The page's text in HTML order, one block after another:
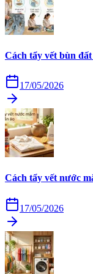
Cách tẩy vết bùn
17/05/2026
Cách tẩy vết nước
17/05/2026